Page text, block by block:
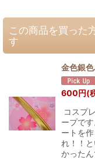
この商品を買った
す
金色銀
600円(
コスプ
ープで
ートを
れ！！
かった